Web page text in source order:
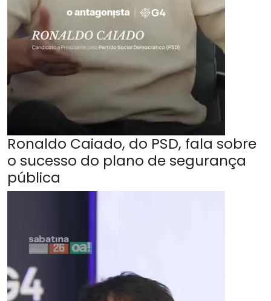
Ronaldo Caiado, do PSD, fala sobre
o sucesso do plano de segurança
pública